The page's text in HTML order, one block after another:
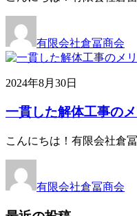
有限会社倉冨商会
2024年8月30日
一貫した解体工事の
こんにちは！有限会社倉
有限会社倉冨商会